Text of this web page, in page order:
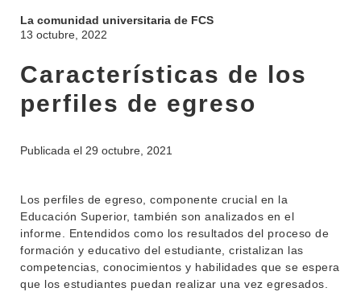
La comunidad universitaria de FCS
13 octubre, 2022
Características de los
perfiles de egreso
Publicada el 29 octubre, 2021
Los perfiles de egreso, componente crucial en la
Educación Superior, también son analizados en el
informe. Entendidos como los resultados del proceso de
formación y educativo del estudiante, cristalizan las
competencias, conocimientos y habilidades que se espera
que los estudiantes puedan realizar una vez egresados.